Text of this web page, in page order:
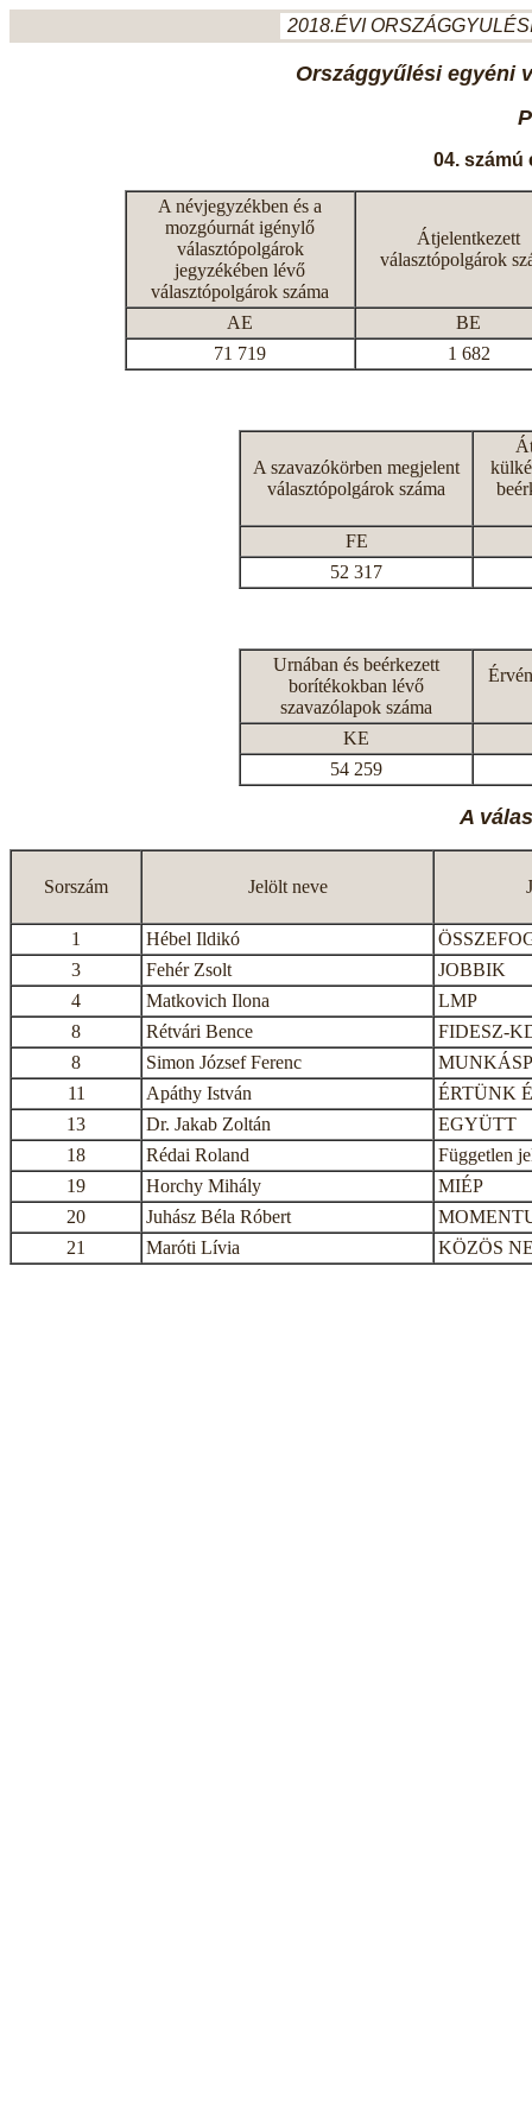
2018.ÉVI
Országgyűlési egyéni
04. számú
A névjegyzékben és a
mozgóurnát igénylő
választópolgárok
jegyzékében lévő
választópolgárok száma
Átjelentkezett
választópolgárok
AE
BE
71 719
1 682
A szavazókörben megjelent
választópolgárok száma
FE
52 317
Urnában és beérkezett
borítékokban lévő
szavazólapok száma
KE
54 259
A
Sorszám Jelölt neve
1 Hébel Ildikó
3
Fehér Zsolt
JOBBIK
4
Matkovich Ilona
LMP
8
Rétvári Bence
FIDESZ-
8
Simon József Ferenc
11
Apáthy István
ÉRTÜNK
13
Dr. Jakab Zoltán
EGYÜTT
18
Rédai Roland
Független
19
Horchy Mihály
MIÉP
20
Juhász Béla Róbert
21
Maróti Lívia KÖZÖS